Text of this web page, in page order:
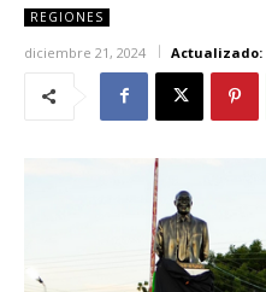
REGIONES
diciembre 21, 2024 Actualizado: